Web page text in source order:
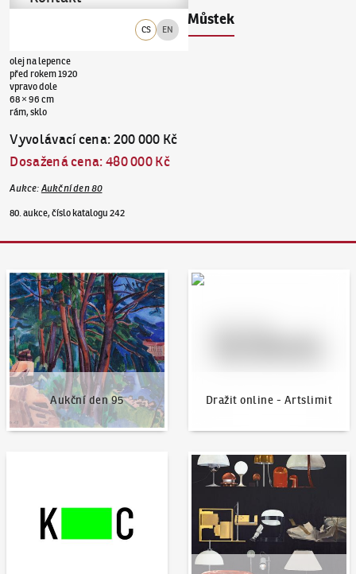
CS EN
(1867–1946) Můstek
olej na lepence
před rokem 1920
vpravo dole
68 × 96 cm
rám, sklo
Vyvolávací cena:200 000 Kč
Dosažená cena:480 000 Kč
Aukce: Aukční den 80
80. aukce, číslo katalogu 242
Aukční den 95
Aukční den 95
Dražit online - Artslimit
Dražit online - Artslimit
Aktuality